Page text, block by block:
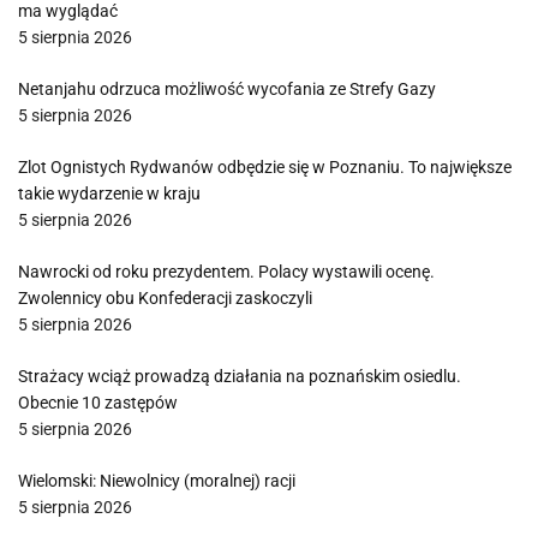
ma wyglądać
5 sierpnia 2026
Netanjahu odrzuca możliwość wycofania ze Strefy Gazy
5 sierpnia 2026
Zlot Ognistych Rydwanów odbędzie się w Poznaniu. To największe
takie wydarzenie w kraju
5 sierpnia 2026
Nawrocki od roku prezydentem. Polacy wystawili ocenę.
Zwolennicy obu Konfederacji zaskoczyli
5 sierpnia 2026
Strażacy wciąż prowadzą działania na poznańskim osiedlu.
Obecnie 10 zastępów
5 sierpnia 2026
Wielomski: Niewolnicy (moralnej) racji
5 sierpnia 2026